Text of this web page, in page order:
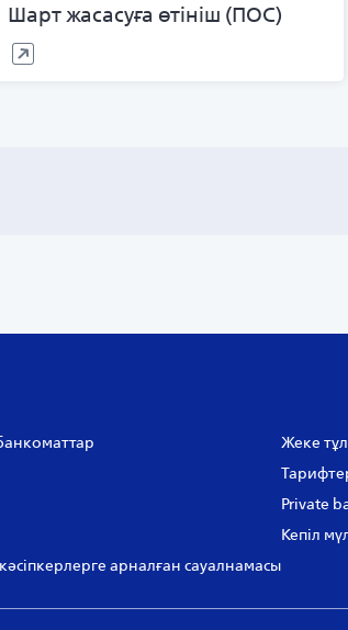
Шарт жасасуға өтініш (ПОС)
арналған сауалнамасы
Жеке
Private
Кепіл